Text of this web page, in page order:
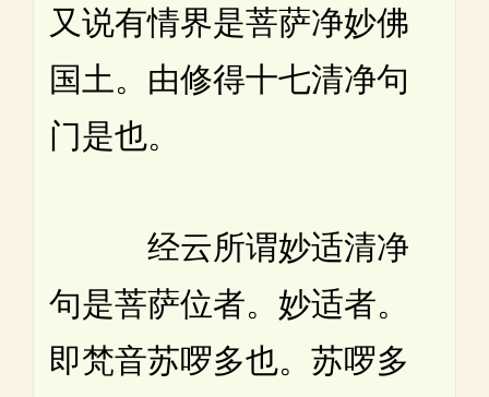
又说有情界是菩萨净妙佛
国土。由修得十七清净句
门是也。
经云所谓妙适清净
句是菩萨位者。妙适者。
即梵音苏啰多也。苏啰多